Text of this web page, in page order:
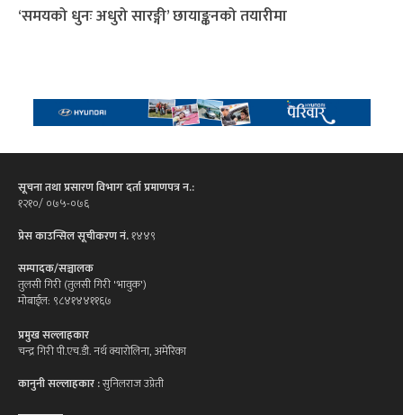
‘समयको धुनः अधुरो सारङ्गी’ छायाङ्कनको तयारीमा
सूचना तथा प्रसारण विभाग दर्ता प्रमाणपत्र न.:
१२१०/ ०७५-०७६
प्रेस काउन्सिल सूचीकरण नं.१४४९
सम्पादक/सञ्चालक
तुलसी गिरी (तुलसी गिरी 'भावुक')
मोबाईल: ९८४१४४११६७
प्रमुख सल्लाहकार
चन्द्र गिरी पी.एच.डी. नर्थ क्यारोलिना, अमेरिका
कानुनी सल्लाहकार :सुनिलराज उप्रेती